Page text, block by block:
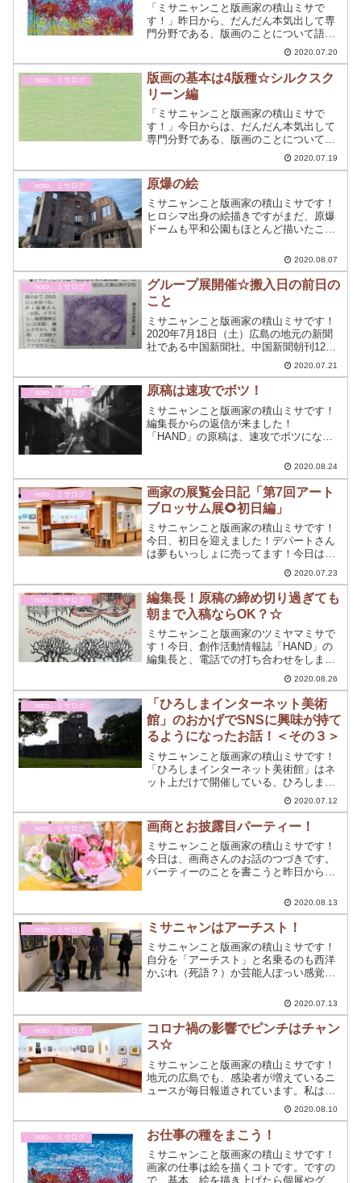
「ミサニャンこと版画家の積山ミサで
す！」昨日から、だんだん本気出して専
門分野である、版画のことについて語り
ます💗今までのは、Blogの書き方がいま
いちわからなかったので助走です！( ﾟ
Дﾟ)本領発揮しますよ~⭐今回は、リトグ
ラフ編についてで...
2020.07.20
「noto」ミサログ
版画の基本は4版種☆シルクスク
リーン編
「ミサニャンこと版画家の積山ミサで
す！」今日からは、だんだん本気出して
専門分野である、版画のことについて語
ります💗今までのは、Blogの書き方がい
まいちわからなかったので助走です！( ﾟ
Дﾟ)本領発揮しますよ~⭐まずは、シルク
スクリーン編に...
2020.07.19
「noto」ミサログ 原爆の絵
ミサニャンこと版画家の積山ミサです！
ヒロシマ出身の絵描きですがまだ、原爆
ドームも平和公園もほとんど描いたこと
描かない。ヒロシマの絵描き失格。2020.08.07
「noto」ミサログ
グループ展開催☆搬入日の前日の
こと
ミサニャンこと版画家の積山ミサです！
2020年7月18日（土）広島の地元の新聞
社である中国新聞社。中国新聞朝刊12面
「情報交差点」で、今回のグループ展で
ある「第7回アートブロッサム～花ひらく
4人展」の詳細が掲載されました。
2020.07.21
「noto」ミサログ 原稿は速攻でボツ！
ミサニャンこと版画家の積山ミサです！
編集長からの返信が来ました！
「HAND」の原稿は、速攻でボツになり
25日までですので、あきらめません。特
が本当の勝負です！
2020.08.24
「noto」ミサログ
画家の展覧会日記「第7回アート
ブロッサム展🌻初日編」
ミサニャンこと版画家の積山ミサです！
今日、初日を迎えました！デパートさん
は夢もいっしょに売ってます！今日は、
福屋広島駅前店6階ギャラリークリエイト
での初日でした。ギャラリーでの今日の1
日をちょっと書いてみようと思う。
2020.07.23
「noto」ミサログ
編集長！原稿の締め切り過ぎても
朝まで入稿ならOK？☆
ミサニャンこと版画家のツミヤマミサで
す！今日、創作活動情報誌「HAND」の
編集長と、電話での打ち合わせをしまし
た。なかなか、私が書いた原稿のOKが出
2020.08.26
「noto」ミサログ
「ひろしまインターネット美術
館」のおかげでSNSに興味が持て
るようになったお話！＜その３＞
ミサニャンこと版画家の積山ミサです！
「ひろしまインターネット美術館」はネ
ット上だけで開催している、ひろしまの
Web美術館です。＜その３＞でシリーズ
最終章☆1ヶ月ほどで思考が別人のように
変わったミサニャンの超初心者☆SNS事
情を語ります
2020.07.12
「noto」ミサログ 画商とお披露目パーティー！
ミサニャンこと版画家の積山ミサです！
今日は、画商さんのお話のつづきです。
パーティーのことを書こうと昨日から張
2020.08.13
「noto」ミサログ ミサニャンはアーチスト！
ミサニャンこと版画家の積山ミサです！
自分を「アーチスト」と名乗るのも西洋
かぶれ（死語？）か芸能人ぽっい感覚で
「アーチスト」と自分で言うには超こっ
ぱずかしくて…絵描きなのですが厳密に
いえば版画家です
2020.07.13
「noto」ミサログ
コロナ禍の影響でピンチはチャン
ス☆
ミサニャンこと版画家の積山ミサです！
地元の広島でも、感染者が増えているニ
ュースが毎日報道されています。私は、
現在は引きこもってアトリエで展覧会の
準備をしています。9月のグループ展の事
務仕事をサクサクこなしているところで
す。
2020.08.10
「noto」ミサログ お仕事の種をまこう！
ミサニャンこと版画家の積山ミサです！
画家の仕事は絵を描くコトです。ですの
で、基本、絵を描き上げたら個展やグル